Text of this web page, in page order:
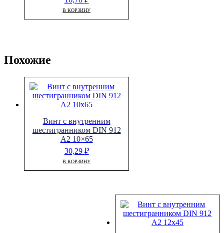
В КОРЗИНУ
Похожие
Винт с внутренним
шестигранником DIN 912
A2 10×65
30,29 ₽
В КОРЗИНУ